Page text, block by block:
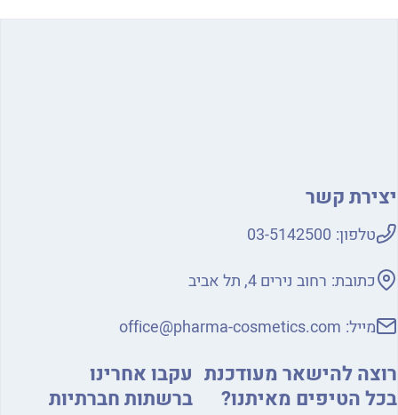
קשר
טלפון: 03-5142500
כתובת: רחוב נירים 4, תל אביב
מייל:office@pharma-cosmetics.com
להישאר מעודכנת
הטיפים מאיתנו?
עקבו אחרינו
ברשתות חברתיות